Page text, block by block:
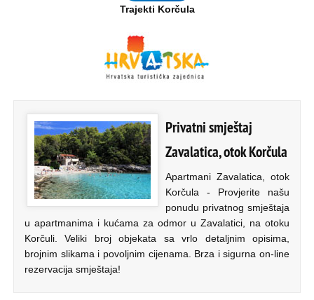
Trajekti Korčula
Privatni smještaj
Zavalatica, otok Korčula
Apartmani Zavalatica, otok
Korčula - Provjerite našu
ponudu privatnog smještaja
u apartmanima i kućama za odmor u Zavalatici, na otoku
Korčuli. Veliki broj objekata sa vrlo detaljnim opisima,
brojnim slikama i povoljnim cijenama. Brza i sigurna on-line
rezervacija smještaja!